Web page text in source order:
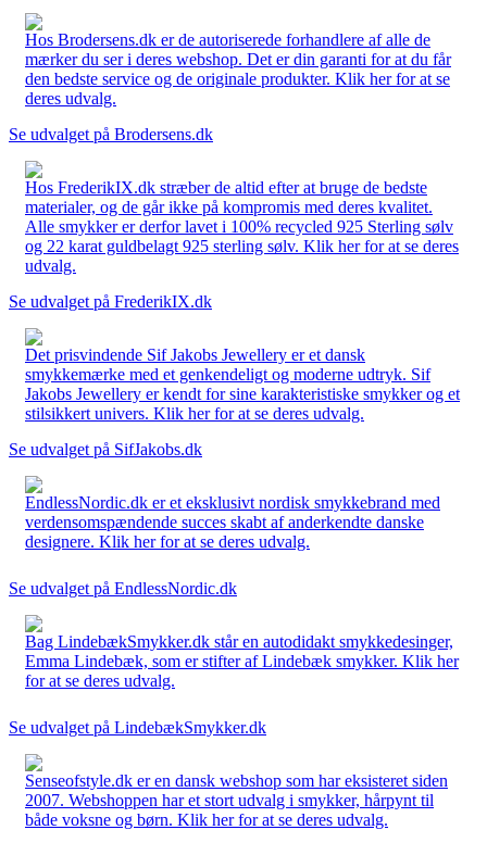
Hos Brodersens.dk er de autoriserede forhandlere af alle de
mærker du ser i deres webshop. Det er din garanti for at du får
den bedste service og de originale produkter. Klik her for at se
deres udvalg.
Se udvalget på Brodersens.dk
Hos FrederikIX.dk stræber de altid efter at bruge de bedste
materialer, og de går ikke på kompromis med deres kvalitet.
Alle smykker er derfor lavet i 100% recycled 925 Sterling sølv
og 22 karat guldbelagt 925 sterling sølv. Klik her for at se deres
udvalg.
Se udvalget på FrederikIX.dk
Det prisvindende Sif Jakobs Jewellery er et dansk
smykkemærke med et genkendeligt og moderne udtryk. Sif
Jakobs Jewellery er kendt for sine karakteristiske smykker og et
stilsikkert univers. Klik her for at se deres udvalg.
Se udvalget på SifJakobs.dk
EndlessNordic.dk er et eksklusivt nordisk smykkebrand med
verdensomspændende succes skabt af anderkendte danske
designere. Klik her for at se deres udvalg.
Se udvalget på EndlessNordic.dk
Bag LindebækSmykker.dk står en autodidakt smykkedesinger,
Emma Lindebæk, som er stifter af Lindebæk smykker. Klik her
for at se deres udvalg.
Se udvalget på LindebækSmykker.dk
Senseofstyle.dk er en dansk webshop som har eksisteret siden
2007. Webshoppen har et stort udvalg i smykker, hårpynt til
både voksne og børn. Klik her for at se deres udvalg.